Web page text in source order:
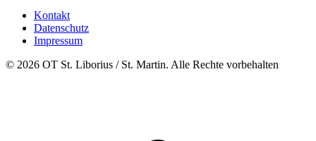
Kontakt
Datenschutz
Impressum
© 2026 OT St. Liborius / St. Martin. Alle Rechte vorbehalten